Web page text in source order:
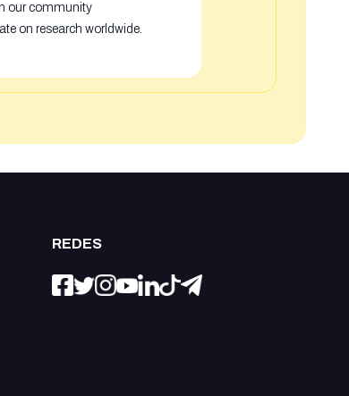
our community
on research worldwide.
REDES